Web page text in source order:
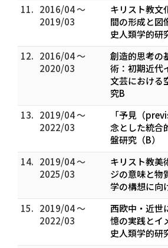
11. 2016/04 ～
2019/03
キリスト教文
間の形成と図
史人類学的研
12. 2016/04 ～
2020/03
創造的思考の
術：初期近代
文芸における
究B
13. 2019/04 ～
2022/03
「予見（
念とした統合
盤研究（B）
14. 2019/04 ～
2025/03
キリスト教美
ジの意味と物
学の構想に向
15. 2019/04 ～
2022/03
西欧中・近世
憶の実践とイ
史人類学的研